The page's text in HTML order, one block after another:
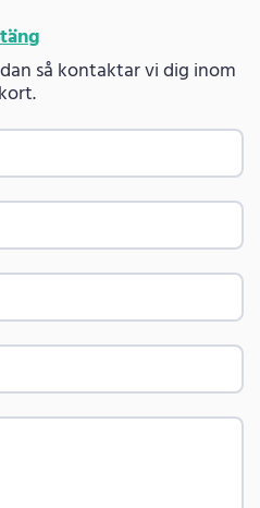
så kontaktar vi dig inom
kort.